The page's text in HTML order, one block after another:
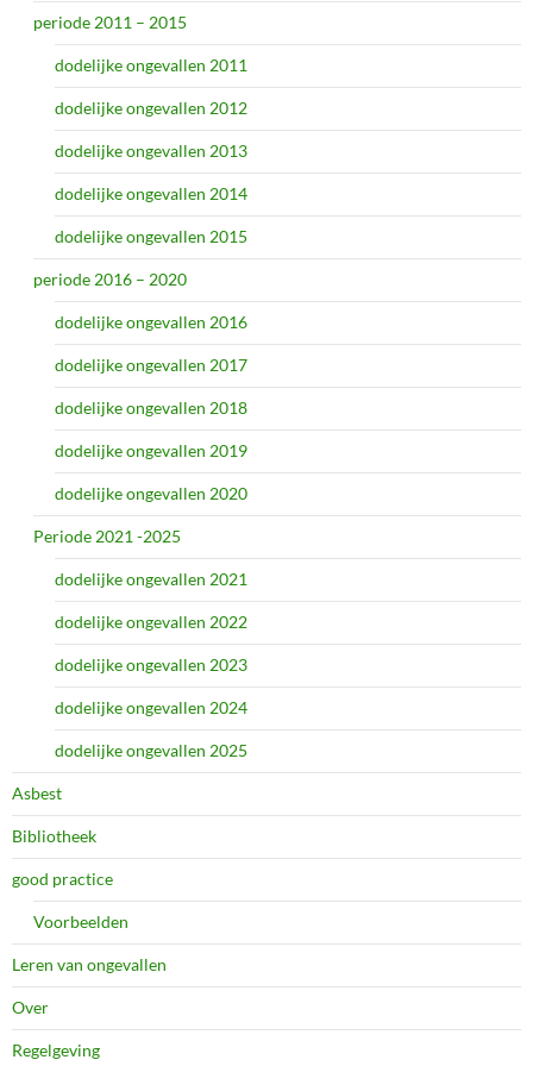
periode 2011 – 2015
dodelijke ongevallen 2011
dodelijke ongevallen 2012
dodelijke ongevallen 2013
dodelijke ongevallen 2014
dodelijke ongevallen 2015
periode 2016 – 2020
dodelijke ongevallen 2016
dodelijke ongevallen 2017
dodelijke ongevallen 2018
dodelijke ongevallen 2019
dodelijke ongevallen 2020
Periode 2021 -2025
dodelijke ongevallen 2021
dodelijke ongevallen 2022
dodelijke ongevallen 2023
dodelijke ongevallen 2024
dodelijke ongevallen 2025
Asbest
Bibliotheek
good practice
Voorbeelden
Leren van ongevallen
Over
Regelgeving